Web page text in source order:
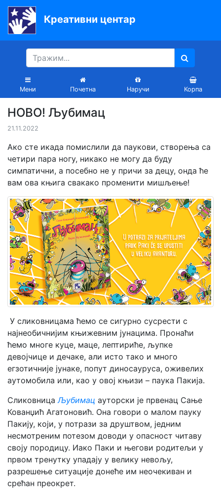
Креативни центар
Мени Почетна Наручи Корпа
Почетна
Књиге
Уџбеници
вртиће
Акције
Блог
Latinica
Мој
налог
НОВО! Љубимац
21.11.2022
Ако сте икада помислили да паукови, створења са
четири пара ногу, никако не могу да буду
симпатични, а посебно не у причи за децу, онда ће
вам ова књига свакако променити мишљење!
У сликовницама ћемо се сигурно сусрести с
најнеобичнијим књижевним јунацима. Пронаћи
ћемо многе куце, маце, лептириће, љупке
девојчице и дечаке, али исто тако и много
егзотичније јунаке, попут диносауруса, оживелих
аутомобила или, као у овој књизи – паука Пакија.
Сликовница Љубимац ауторски је првенац Сање
Кованџић Агатоновић. Она говори о малом пауку
Пакију, који, у потрази за друштвом, једним
несмотреним потезом доводи у опасност читаву
своју породицу. Иако Паки и његови родитељи у
првом тренутку упадају у велику невољу,
разрешење ситуације донеће им неочекиван и
срећан преокрет.